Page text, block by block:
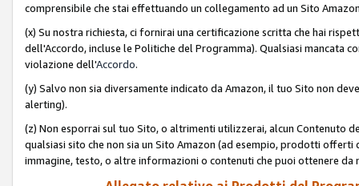
comprensibile che stai effettuando un collegamento ad un Sito
(x) Su nostra richiesta, ci fornirai una certificazione scritta che hai
dell'Accordo, incluse le Politiche del Programma). Qualsiasi mancata
violazione dell'Accordo.
(y) Salvo non sia diversamente indicato da Amazon, il tuo Sito non
alerting).
(z) Non esporrai sul tuo Sito, o altrimenti utilizzerai, alcun Contenuto
qualsiasi sito che non sia un Sito Amazon (ad esempio, prodotti
immagine, testo, o altre informazioni o contenuti che puoi ottenere da